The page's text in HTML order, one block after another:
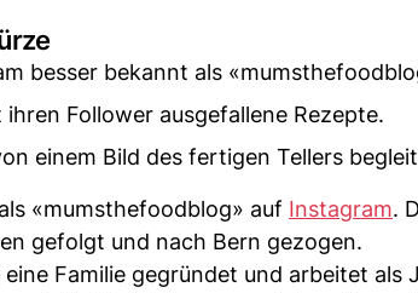
besser bekannt als
Follower ausgefallene Rezepte.
einem Bild des fertigen Tellers
«mumsthefoodblog» auf Instagram.
gefolgt und nach Bern gezogen.
Familie gegründet und arbeitet als